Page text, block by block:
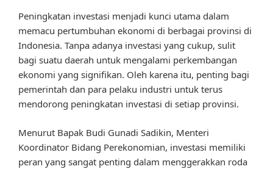
Peningkatan investasi menjadi kunci utama dalam
memacu pertumbuhan ekonomi di berbagai provinsi di
Indonesia. Tanpa adanya investasi yang cukup, sulit
bagi suatu daerah untuk mengalami perkembangan
ekonomi yang signifikan. Oleh karena itu, penting bagi
pemerintah dan para pelaku industri untuk terus
mendorong peningkatan investasi di setiap provinsi.
Menurut Bapak Budi Gunadi Sadikin, Menteri
Koordinator Bidang Perekonomian, investasi memiliki
peran yang sangat penting dalam menggerakkan roda